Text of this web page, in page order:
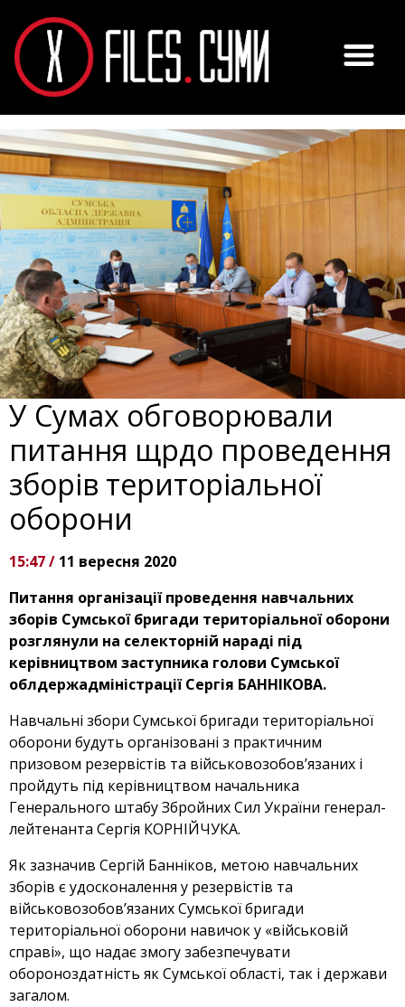
У Сумах обговорювали
питання щрдо проведення
зборів територіальної
оборони
15:47 / 11 вересня 2020
Питання організації проведення навчальних
зборів Сумської бригади територіальної оборони
розглянули на селекторній нараді під
керівництвом заступника голови Сумської
облдержадміністрації Сергія БАННІКОВА.
Навчальні збори Сумської бригади територіальної
оборони будуть організовані з практичним
призовом резервістів та військовозобов’язаних і
пройдуть під керівництвом начальника
Генерального штабу Збройних Сил України генерал-
лейтенанта Сергія КОРНІЙЧУКА.
Як зазначив Сергій Банніков, метою навчальних
зборів є удосконалення у резервістів та
військовозобов’язаних Сумської бригади
територіальної оборони навичок у «військовій
справі», що надає змогу забезпечувати
обороноздатність як Сумської області, так і держави
загалом.